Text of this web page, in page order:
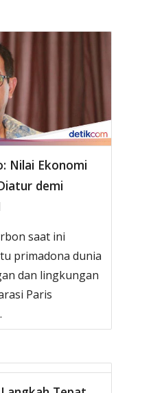
Nilai Ekonomi
demi
saat ini
primadona dunia
dan lingkungan
Paris